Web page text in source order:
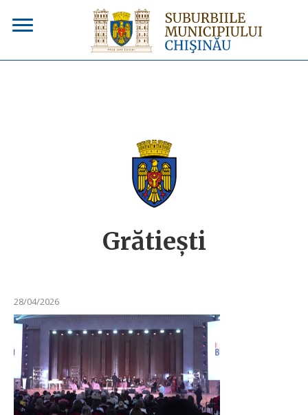
Grătieşti
28/04/2026